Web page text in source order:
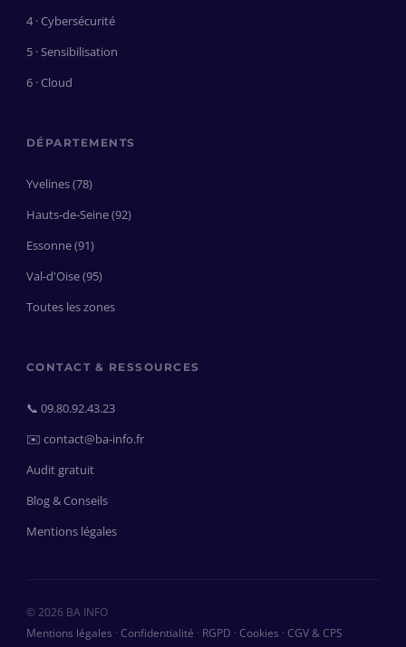
4 · Cybersécurité
5 · Sensibilisation
6 · Cloud
DÉPARTEMENTS
Yvelines (78)
Hauts-de-Seine (92)
Essonne (91)
Val-d'Oise (95)
Toutes les zones
CONTACT & RESSOURCES
📞 09.80.92.43.23
✉️ contact@ba-info.fr
Audit gratuit
Blog & Conseils
Mentions légales
© 2026 BA INFO
Mentions légales · Confidentialité · RGPD · Cookies · CGV & CPS